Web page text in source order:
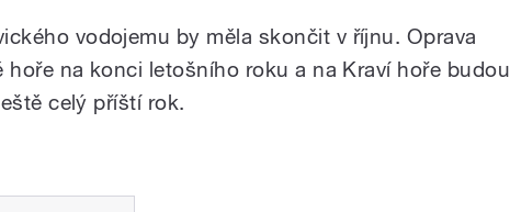
vodojemu by měla skončit v říjnu. Oprava
hoře na konci letošního roku a na Kraví hoře budou
celý příští rok.